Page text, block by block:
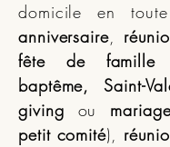
domicile en
anniversaire,
fête de famille
baptême, Saint-
giving ou
petit comité),